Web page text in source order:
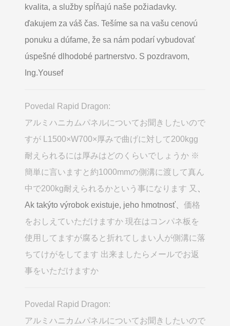
kvalita, a služby spĺňajú naše požiadavky.
ďakujem za váš čas. Tešíme sa na vašu cenovú
ponuku a dúfame, že sa nám podarí vybudovať
úspešné dlhodobé partnerstvo. S pozdravom,
Ing.Yousef
Povedal Rapid Dragon:
アルミハニカムパネルについてお聞きしたいので
すが L1500×W700×厚みで曲げに対して200kgg
耐えられるには厚みはどのくらいでしょうか ※
簡単に言いますと約1000mmの側溝に渡して真ん
中で200kg耐えられるかという事になります 又
Ak takýto výrobok existuje, jeho hmotnosť、 価格
をおしえていただけますか 現在はコンパネ板を
使用してますが腐ると折れてしまい人が側溝に落
ちてけがをしてます 出来ましたらメールでお返
事をいただけますか
Povedal Rapid Dragon:
アルミハニカムパネルについてお聞きしたいので